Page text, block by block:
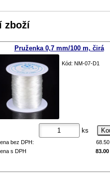
zboží
Pruženka 0,7 mm/100 m, čirá
Kód: NM-07-D1
ks
bez DPH: 68.50
s DPH
83.00